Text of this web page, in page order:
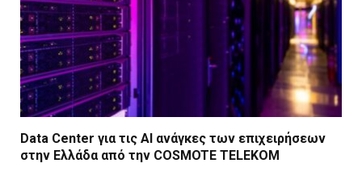
Data Center για τις ΑΙ ανάγκες των επιχειρήσεων
στην Ελλάδα από την COSMOTE TELEKOM